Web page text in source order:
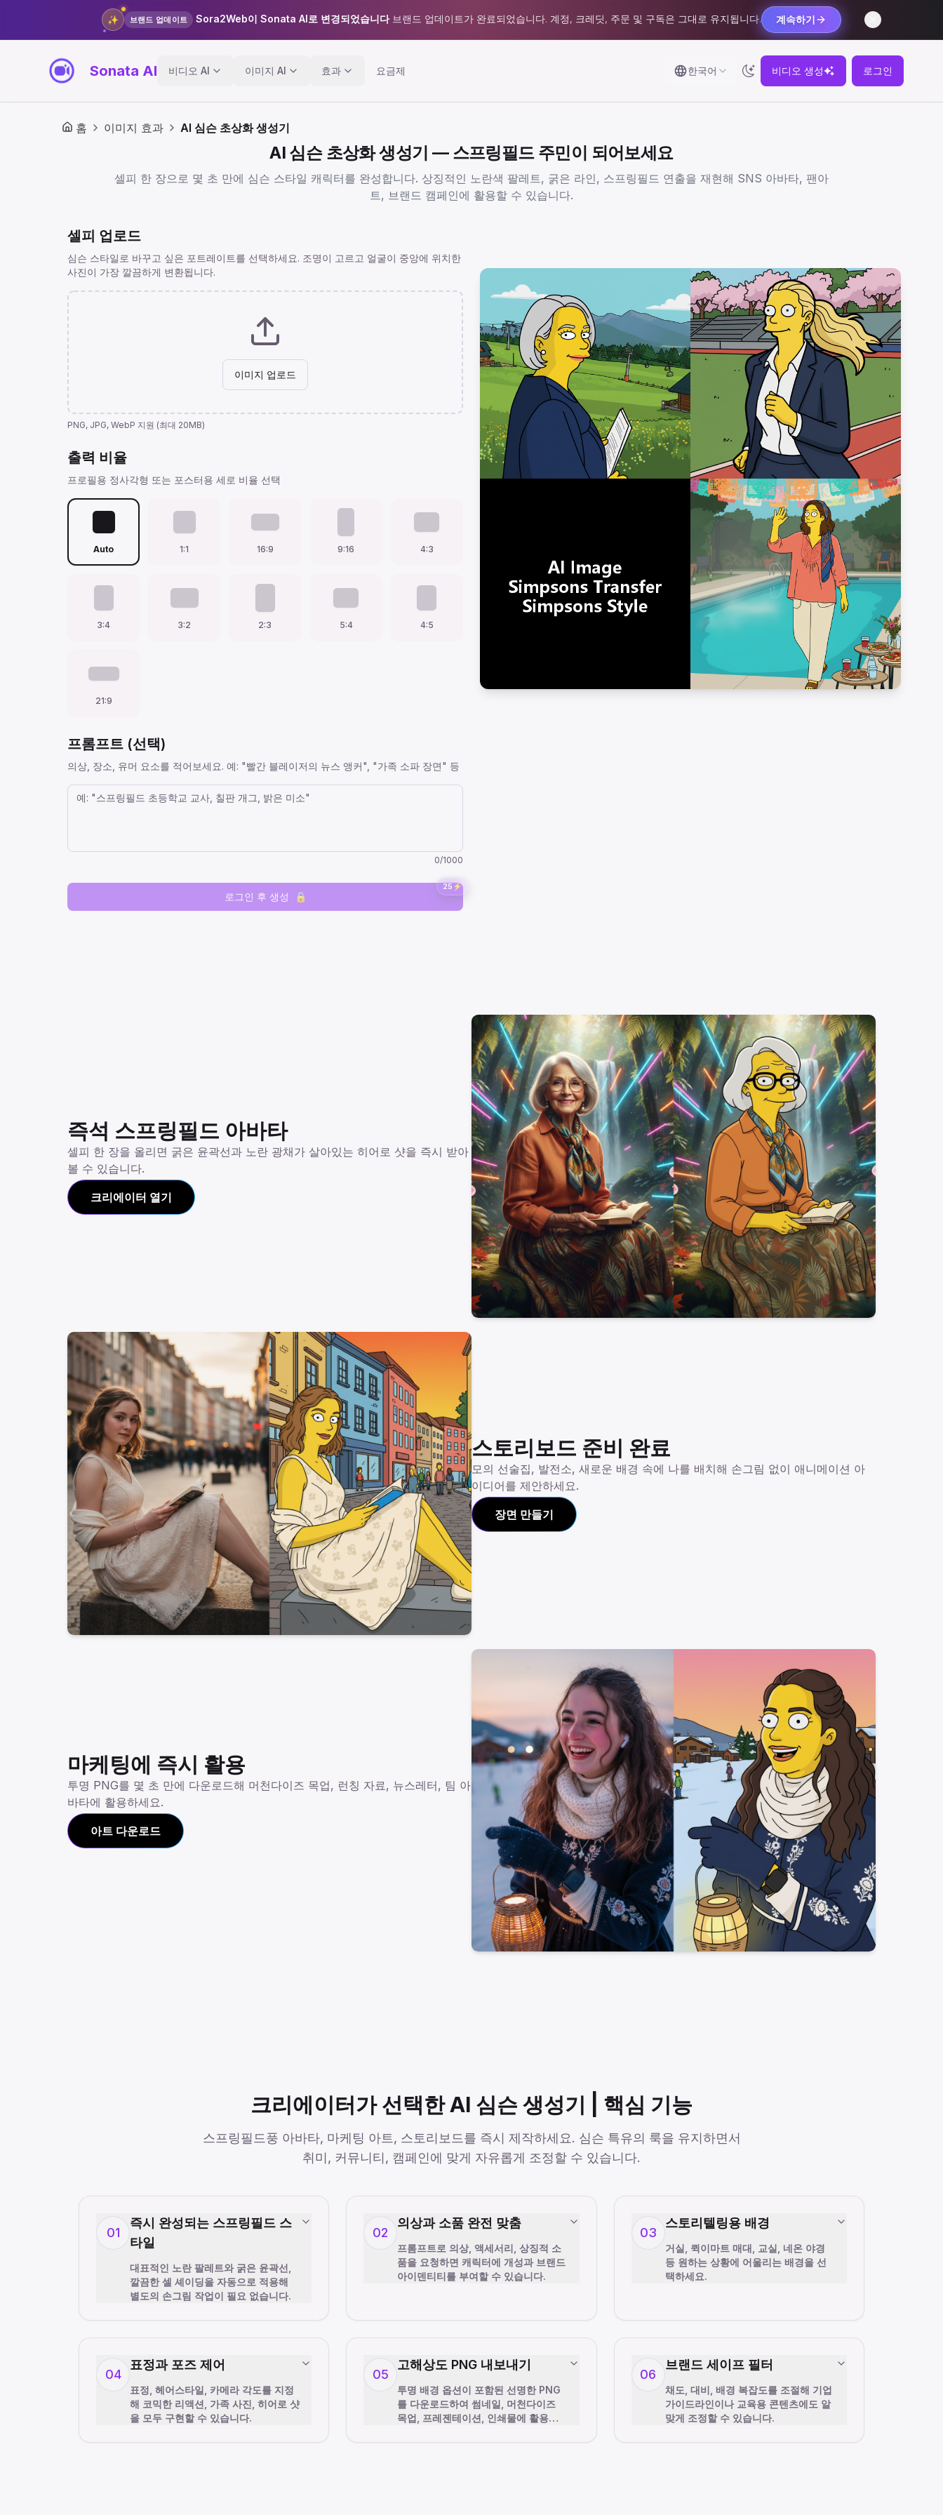
✨ 브랜드 업데이트 Sora2Web이 Sonata AI로 변경되었습니다 브랜드 업데이트가 완료되었습니다. 계정, 크레딧, 주문 및 구독은 그대로 유지됩니다. 계속하기
Sonata AI 비디오 AI 이미지 AI 효과 요금제 한국어 비디오 생성 로그인
홈 이미지 효과 AI 심슨 초상화 생성기
AI 심슨 초상화 생성기 — 스프링필드 주민이 되어보세요
셀피 한 장으로 몇 초 만에 심슨 스타일 캐릭터를 완성합니다. 상징적인 노란색 팔레트, 굵은 라인, 스프링필드 연출을 재현해 SNS 아바타, 팬아
트, 브랜드 캠페인에 활용할 수 있습니다.
셀피 업로드
심슨 스타일로 바꾸고 싶은 포트레이트를 선택하세요. 조명이 고르고 얼굴이 중앙에 위치한
사진이 가장 깔끔하게 변환됩니다.
이미지 업로드
PNG, JPG, WebP 지원 (최대 20MB)
출력 비율
프로필용 정사각형 또는 포스터용 세로 비율 선택
Auto 1:1 16:9 9:16 4:3
3:4 3:2 2:3 5:4 4:5
21:9
프롬프트 (선택)
의상, 장소, 유머 요소를 적어보세요. 예: "빨간 블레이저의 뉴스 앵커", "가족 소파 장면" 등
0/1000
25 ⚡
로그인 후 생성 🔒
즉석 스프링필드 아바타
셀피 한 장을 올리면 굵은 윤곽선과 노란 광채가 살아있는 히어로 샷을 즉시 받아
볼 수 있습니다.
크리에이터 열기
스토리보드 준비 완료
모의 선술집, 발전소, 새로운 배경 속에 나를 배치해 손그림 없이 애니메이션 아
이디어를 제안하세요.
장면 만들기
마케팅에 즉시 활용
투명 PNG를 몇 초 만에 다운로드해 머천다이즈 목업, 런칭 자료, 뉴스레터, 팀 아
바타에 활용하세요.
아트 다운로드
크리에이터가 선택한 AI 심슨 생성기 | 핵심 기능
스프링필드풍 아바타, 마케팅 아트, 스토리보드를 즉시 제작하세요. 심슨 특유의 룩을 유지하면서
취미, 커뮤니티, 캠페인에 맞게 자유롭게 조정할 수 있습니다.
01
즉시 완성되는 스프링필드 스
타일
대표적인 노란 팔레트와 굵은 윤곽선,
깔끔한 셀 셰이딩을 자동으로 적용해
별도의 손그림 작업이 필요 없습니다.
02
의상과 소품 완전 맞춤
프롬프트로 의상, 액세서리, 상징적 소
품을 요청하면 캐릭터에 개성과 브랜드
아이덴티티를 부여할 수 있습니다.
03
스토리텔링용 배경
거실, 퀵이마트 매대, 교실, 네온 야경
등 원하는 상황에 어울리는 배경을 선
택하세요.
04
표정과 포즈 제어
표정, 헤어스타일, 카메라 각도를 지정
해 코믹한 리액션, 가족 사진, 히어로 샷
을 모두 구현할 수 있습니다.
05
고해상도 PNG 내보내기
투명 배경 옵션이 포함된 선명한 PNG
를 다운로드하여 썸네일, 머천다이즈
목업, 프레젠테이션, 인쇄물에 활용하
06
브랜드 세이프 필터
채도, 대비, 배경 복잡도를 조절해 기업
가이드라인이나 교육용 콘텐츠에도 알
맞게 조정할 수 있습니다.